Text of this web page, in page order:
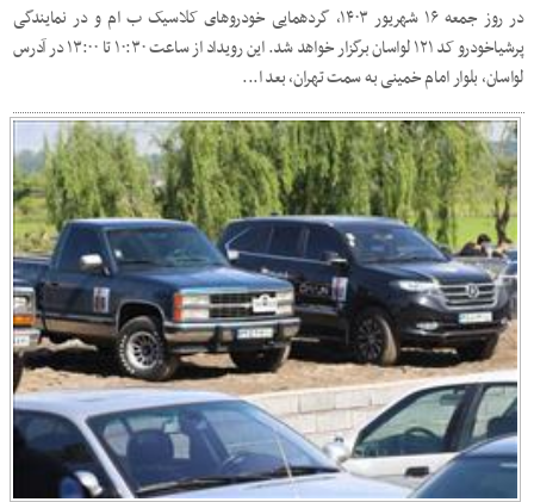
در روز جمعه ۱۶ شهریور ۱۴۰۳، گردهمایی خودروهای کلاسیک ب ام و در نمایندگی
پرشیاخودرو کد ۱۲۱ لواسان برگزار خواهد شد. این رویداد از ساعت ۱۰:۳۰ تا ۱۳:۰۰ در آدرس
لواسان، بلوار امام خمینی به سمت تهران، بعد ا...